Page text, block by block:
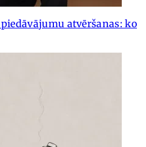
atvēršanas: ko